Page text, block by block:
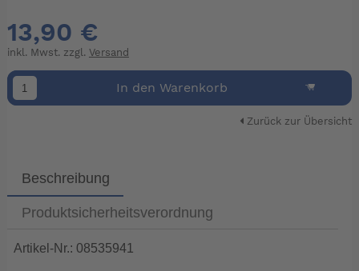
13,90 €
inkl. Mwst. zzgl. Versand
In den Warenkorb
Zurück zur Übersicht
Beschreibung
Produktsicherheitsverordnung
Artikel-Nr.: 08535941